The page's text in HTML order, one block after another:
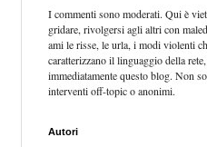
I commenti sono moderati. Qui è
gridare, rivolgersi agli altri con
ami le risse, le urla, i modi violenti
caratterizzano il linguaggio della
immediatamente questo blog. Non
interventi off-topic o anonimi.
Autori